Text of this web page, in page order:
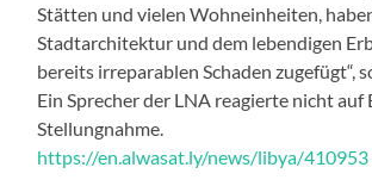
Stätten und vielen Wohneinheiten,
Stadtarchitektur und dem lebendigen
bereits irreparablen Schaden zugefügt“,
Ein Sprecher der LNA reagierte nicht auf
Stellungnahme.
https://en.alwasat.ly/news/libya/410953